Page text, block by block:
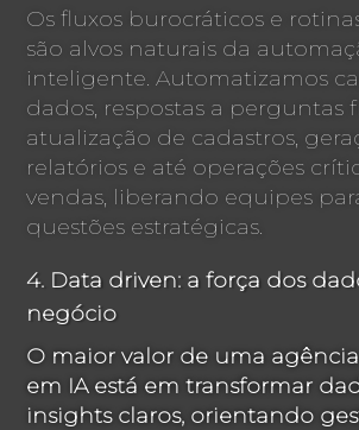
Os fluxos burocráticos e
são alvos naturais da
inteligente. Automatizamos
dados, respostas a perguntas
atualização de cadastros,
relatórios e até operações
vendas, liberando equipes
questões estratégicas.
4. Data driven: a força dos
negócio
O maior valor de uma
em IA está em transformar
insights claros, orientando